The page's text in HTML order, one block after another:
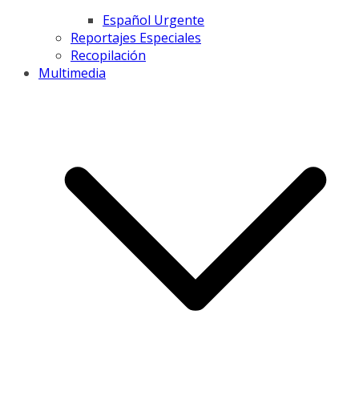
Español Urgente
Reportajes Especiales
Recopilación
Multimedia